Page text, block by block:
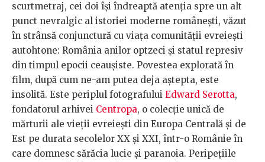
scurtmetraj, cei doi își îndreaptă atenția spre un alt
punct nevralgic al istoriei moderne românești, văzut
în strânsă conjunctură cu viața comunității evreiești
autohtone: România anilor optzeci și statul represiv
din timpul epocii ceaușiste. Povestea explorată în
film, după cum ne-am putea deja aștepta, este
insolită. Este periplul fotografului Edward Serotta,
fondatorul arhivei Centropa, o colecție unică de
mărturii ale vieții evreiești din Europa Centrală și de
Est pe durata secolelor XX și XXI, într-o Românie în
care domnesc sărăcia lucie și paranoia. Peripețiile